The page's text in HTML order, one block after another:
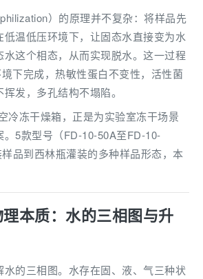
）的原理并不复杂：将样品先
低温低压环境下，让固态水直接变为水
水这个相态，从而实现脱水。这一过程
下完成，热敏性蛋白不变性，活性菌
发，多孔结构不塌陷。
冷冻干燥箱，正是为实验室冻干场景
。5款型号（FD-10-50A至FD-10-
品到西林瓶灌装的多种样品形态，本
本质：水的三相图与升
水的三相图。水存在固、液、气三种状